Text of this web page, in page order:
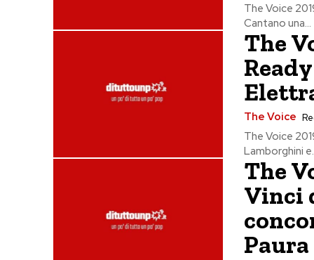
The Voice
Cantano una...
The
The Voice
The Voice
Lamborghini
The
Vinci